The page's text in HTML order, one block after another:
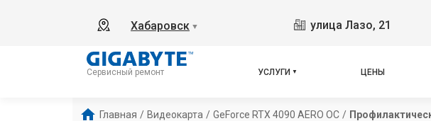
Хабаровск ▼ улица Лазо, 21
Сервисный ремонт УСЛУГИ ЦЕНЫ
Главная / Видеокарта / GeForce RTX 4090 AERO OC /